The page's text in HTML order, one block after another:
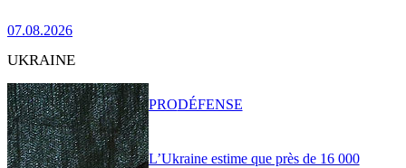
07.08.2026
UKRAINE
L’Ukraine estime que près de 16 000
PRODÉFENSE